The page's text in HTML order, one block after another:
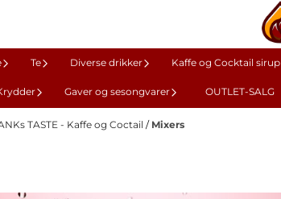
Te Diverse drikker Kaffe og Cocktail sirup
Gaver og sesongvarer OUTLET-SALG
TASTE - Kaffe og Coctail / Mixers